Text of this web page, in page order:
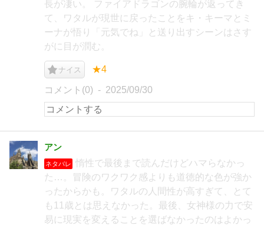
長が凄い。 ファイアドラゴンの腕輪が返ってき
て、ワタルが現世に戻ったことをキ・キーマとミ
ーナが悟り「元気でね」と送り出すシーンはさす
がに目が潤む。
ナイス ★4
コメント(0) 2025/09/30
アン
ネタバレ
惰性で最後まで読んだけどハマらなかっ
た…。冒険のワクワク感よりも道徳的な色が強か
ったからかも。ワタルの人間性が高すぎて、とて
も11歳とは思えなかった。最後、女神様の力で安
易に現実を変えることを選ばなかったのはよかっ